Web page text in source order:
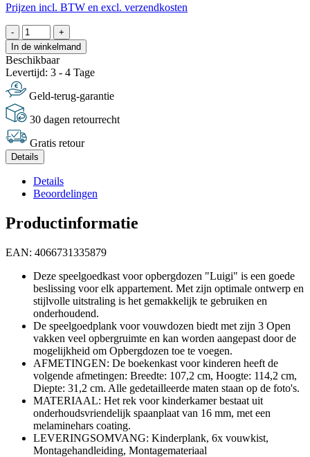
Prijzen incl. BTW en excl. verzendkosten
-
+
In de winkelmand
Beschikbaar
Levertijd: 3 - 4 Tage
Geld-terug-garantie
30 dagen retourrecht
Gratis retour
Details
Details
Beoordelingen
Productinformatie
EAN: 4066731335879
Deze speelgoedkast voor opbergdozen "Luigi" is een goede
beslissing voor elk appartement. Met zijn optimale ontwerp en
stijlvolle uitstraling is het gemakkelijk te gebruiken en
onderhoudend.
De speelgoedplank voor vouwdozen biedt met zijn 3 Open
vakken veel opbergruimte en kan worden aangepast door de
mogelijkheid om Opbergdozen toe te voegen.
AFMETINGEN: De boekenkast voor kinderen heeft de
volgende afmetingen: Breedte: 107,2 cm, Hoogte: 114,2 cm,
Diepte: 31,2 cm. Alle gedetailleerde maten staan op de foto's.
MATERIAAL: Het rek voor kinderkamer bestaat uit
onderhoudsvriendelijk spaanplaat van 16 mm, met een
melaminehars coating.
LEVERINGSOMVANG: Kinderplank, 6x vouwkist,
Montagehandleiding, Montagemateriaal